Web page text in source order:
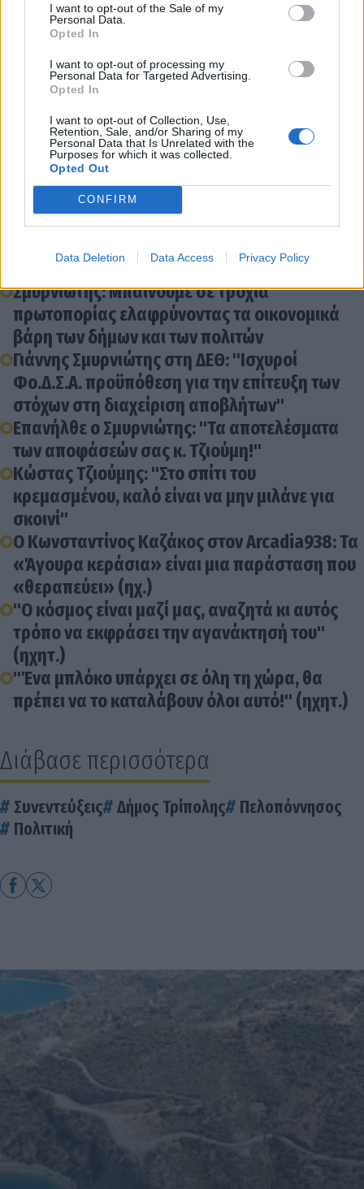
I want to opt-out of the Sale of my
Personal Data.
Opted In
I want to opt-out of processing my
Personal Data for Targeted Advertising.
Opted In
I want to opt-out of Collection, Use,
Retention, Sale, and/or Sharing of my
Personal Data that Is Unrelated with the
Purposes for which it was collected.
Opted Out
CONFIRM
Data Deletion Data Access Privacy Policy
Διάβασε σχετικά
Σμυρνιώτης: Μπαίνουμε σε τροχιά
πρωτοπορίας ελαφρύνοντας τα οικονομικά
βάρη των δήμων και των πολιτών
Γιάννης Σμυρνιώτης στη ΔΕΘ: "Ισχυροί
Φο.Δ.Σ.Α. προϋπόθεση για την επίτευξη των
στόχων στη διαχείριση αποβλήτων"
Επανήλθε ο Σμυρνιώτης: "Τα αποτελέσματα
των αποφάσεών σας κ. Τζιούμη!"
Κώστας Τζιούμης: "Στο σπίτι του
κρεμασμένου, καλό είναι να μην μιλάνε για
σκοινί"
Ο Κωνσταντίνος Καζάκος στον Arcadia938: Τα
«Άγουρα κεράσια» είναι μια παράσταση που
«θεραπεύει» (ηχ.)
"O κόσμος είναι μαζί μας, αναζητά κι αυτός
τρόπο να εκφράσει την αγανάκτησή του"
(ηχητ.)
"Ένα μπλόκο υπάρχει σε όλη τη χώρα, θα
πρέπει να το καταλάβουν όλοι αυτό!" (ηχητ.)
Διάβασε περισσότερα
Συνεντεύξεις Δήμος Τρίπολης
Πελοπόννησος
Πολιτική